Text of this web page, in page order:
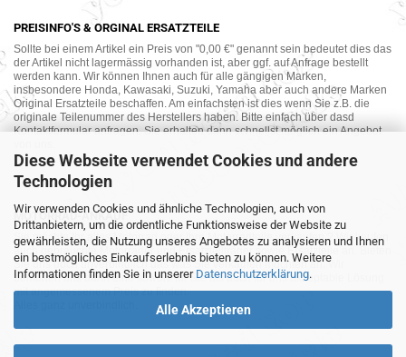
Diese Webseite verwendet Cookies und andere
Technologien
Wir verwenden Cookies und ähnliche Technologien, auch von
Drittanbietern, um die ordentliche Funktionsweise der Website zu
gewährleisten, die Nutzung unseres Angebotes zu analysieren und Ihnen
ein bestmögliches Einkaufserlebnis bieten zu können. Weitere
Informationen finden Sie in unserer Datenschutzerklärung.
Alle Akzeptieren
PREISINFO'S & ORGINAL ERSATZTEILE
Sollte bei einem Artikel ein Preis von "0,00 €" genannt sein bedeutet dies das
der Artikel nicht lagermässig vorhanden ist, aber ggf. auf Anfrage bestellt
werden kann. Wir können Ihnen auch für alle gängigen Marken,
insbesondere Honda, Kawasaki, Suzuki, Yamaha aber auch andere Marken
Original Ersatzteile beschaffen. Am einfachsten ist dies wenn Sie z.B. die
originale Teilenummer des Herstellers haben. Bitte einfach über dasd
Kontaktformular anfragen. Sie erhalten dann schnellst möglich ein Angebot
MOTORRAD-ANKAUF
Sie möchte Ihr altes Motorrad oder Ihre Motorradteile verkaufen ? Wir kaufen
auch gebrauchte Motorräder und Ersatzteilträger sowie Ersatzteile an. Bieten
Sie uns doch unverbindlich das was Sie verkaufen möchten an. Wir
bemühen uns dann eine sowohl für Sie als auch für uns akzeptable Lösung
mit angemessenem Preis zu finden.